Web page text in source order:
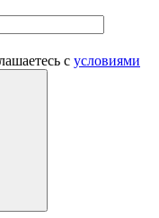
с условиями